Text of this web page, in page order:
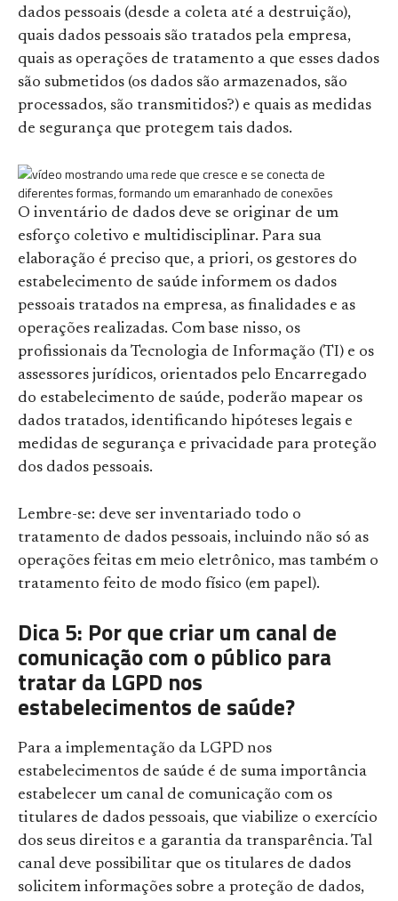
dados pessoais (desde a coleta até a destruição),
quais dados pessoais são tratados pela empresa,
quais as operações de tratamento a que esses dados
são submetidos (os dados são armazenados, são
processados, são transmitidos?) e quais as medidas
de segurança que protegem tais dados.
O inventário de dados deve se originar de um
esforço coletivo e multidisciplinar. Para sua
elaboração é preciso que, a priori, os gestores do
estabelecimento de saúde informem os dados
pessoais tratados na empresa, as finalidades e as
operações realizadas. Com base nisso, os
profissionais da Tecnologia de Informação (TI) e os
assessores jurídicos, orientados pelo Encarregado
do estabelecimento de saúde, poderão mapear os
dados tratados, identificando hipóteses legais e
medidas de segurança e privacidade para proteção
dos dados pessoais.
Lembre-se: deve ser inventariado todo o
tratamento de dados pessoais, incluindo não só as
operações feitas em meio eletrônico, mas também o
tratamento feito de modo físico (em papel).
Dica 5: Por que criar um canal de
comunicação com o público para
tratar da LGPD nos
estabelecimentos de saúde?
Para a implementação da LGPD nos
estabelecimentos de saúde é de suma importância
estabelecer um canal de comunicação com os
titulares de dados pessoais, que viabilize o exercício
dos seus direitos e a garantia da transparência. Tal
canal deve possibilitar que os titulares de dados
solicitem informações sobre a proteção de dados,